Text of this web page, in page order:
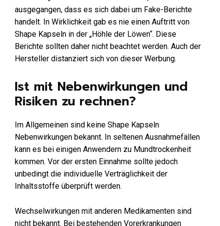
ausgegangen, dass es sich dabei um Fake-Berichte
handelt. In Wirklichkeit gab es nie einen Auftritt von
Shape Kapseln in der „Höhle der Löwen“. Diese
Berichte sollten daher nicht beachtet werden. Auch der
Hersteller distanziert sich von dieser Werbung.
Ist mit Nebenwirkungen und
Risiken zu rechnen?
Im Allgemeinen sind keine Shape Kapseln
Nebenwirkungen bekannt. In seltenen Ausnahmefällen
kann es bei einigen Anwendern zu Mundtrockenheit
kommen. Vor der ersten Einnahme sollte jedoch
unbedingt die individuelle Verträglichkeit der
Inhaltsstoffe überprüft werden.
Wechselwirkungen mit anderen Medikamenten sind
nicht bekannt. Bei bestehenden Vorerkrankungen